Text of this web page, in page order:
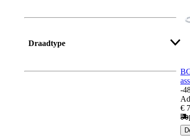
Draadtype
-
€